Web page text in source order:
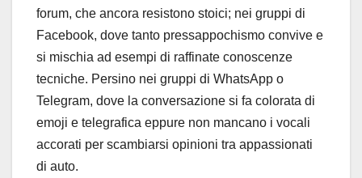
forum, che ancora resistono stoici; nei gruppi di
Facebook, dove tanto pressappochismo convive e
si mischia ad esempi di raffinate conoscenze
tecniche. Persino nei gruppi di WhatsApp o
Telegram, dove la conversazione si fa colorata di
emoji e telegrafica eppure non mancano i vocali
accorati per scambiarsi opinioni tra appassionati
di auto.